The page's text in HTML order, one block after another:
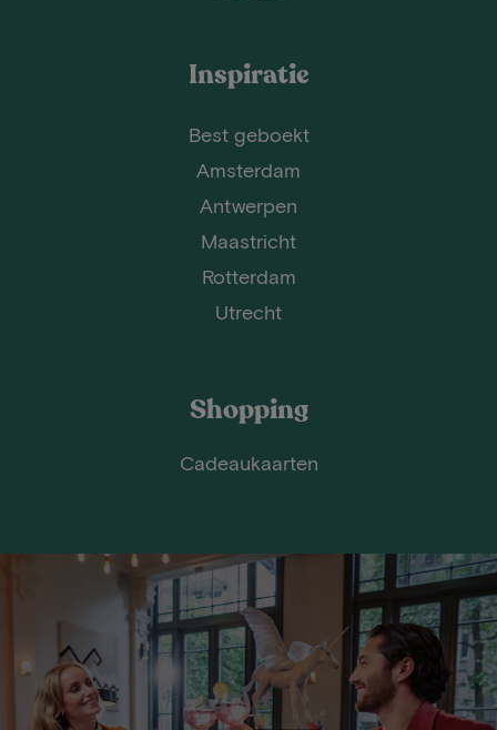
Inspiratie
Best geboekt
Amsterdam
Antwerpen
Maastricht
Rotterdam
Utrecht
Shopping
Cadeaukaarten